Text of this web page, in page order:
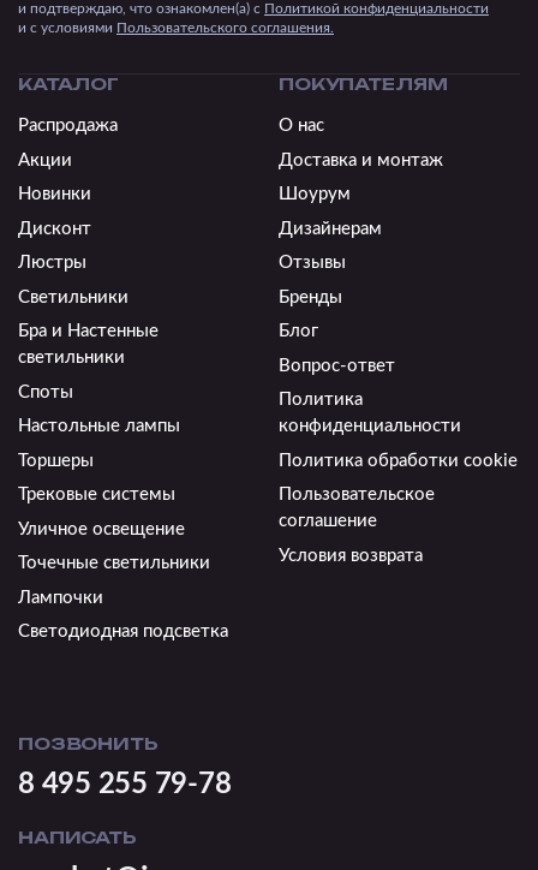
и подтверждаю, что ознакомлен(а) с Политикой конфиденциальности
и c условиями Пользовательского соглашения.
КАТАЛОГ
Распродажа
Акции
Новинки
Дисконт
Люстры
Светильники
Бра и Настенные
светильники
Споты
Настольные лампы
Торшеры
Трековые системы
Уличное освещение
Точечные светильники
Лампочки
Светодиодная подсветка
ПОКУПАТЕЛЯМ
О нас
Доставка и монтаж
Шоурум
Дизайнерам
Отзывы
Бренды
Блог
Вопрос-ответ
Политика
конфиденциальности
Политика обработки cookie
Пользовательское
соглашение
Условия возврата
ПОЗВОНИТЬ
8 495 255 79-78
НАПИСАТЬ